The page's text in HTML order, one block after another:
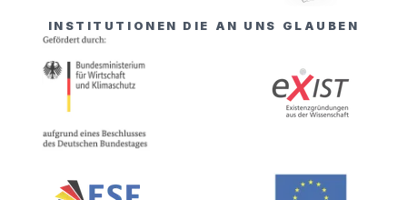
INSTITUTIONEN DIE AN UNS GLAUBEN